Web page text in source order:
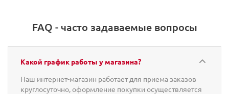
FAQ - часто задаваемые вопросы
Какой график работы у магазина?
Наш интернет-магазин работает для приема заказов
круглосуточно, оформление покупки осуществляется